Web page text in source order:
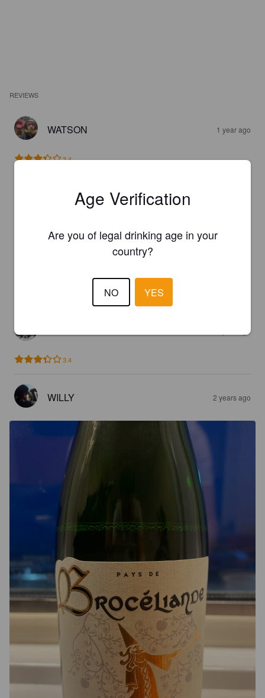
REVIEWS
WATSON 1 year ago
3.4
ALAN V
1 year ago
3.4
WILLY 2 years ago
Age Verification
Are you of legal drinking age in your
country?
NO YES